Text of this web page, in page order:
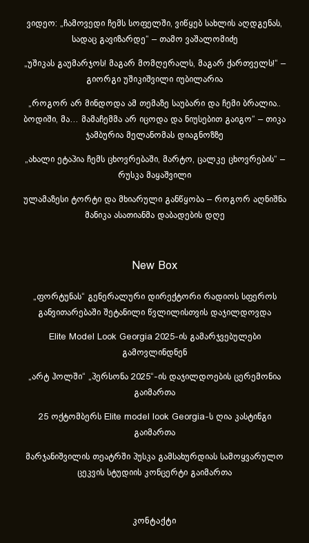
ვიდეო: „ჩამოვედი ჩემს სოფელში, ვიწყებ სახლის აღდგენას,
სადაც გავიზარდე“ – თამო ვაშალომიძე
„უშიკას გაუმარჯოს! მაგარ მომღერალს, მაგარ ქართველს!“ –
გიორგი უშიკიშვილი იუბილარია
„როგორ არ მინდოდა ამ თემაზე საუბარი და ჩემი ბრალია..
ბოდიში, მა… მამაჩემმა არ იცოდა და ნიუსებით გაიგო“ – თიკა
ჯამბურია მელანომას დიაგნოზზე
„ახა­ლი ეტა­პია ჩემს ცხოვ­რე­ბა­ში, მარ­ტო, ცალ­კე ცხოვ­რე­ბის“ –
რუსკა მაყაშვილი
ულამაზესი ტორტი და მხიარული განწყობა – როგორ აღნიშნა
მანიკა ასათიანმა დაბადების დღე
New Box
„ფორტუნას“ გენერალური დირექტორი რადიოს სფეროს
განვითარებაში შეტანილი წვლილისთვის დაჯილდოვდა
Elite Model Look Georgia 2025-ის გამარჯვებულები
გამოვლინდნენ
„არტ ჰოლში“ „პერსონა 2025“-ის დაჯილდოების ცერემონია
გაიმართა
25 ოქტომბერს Elite model look Georgia-ს ღია კასტინგი
გაიმართა
მარჯანიშვილის თეატრში პუსკა გამსახურდიას სამოყვარულო
ცეკვის სტუდიის კონცერტი გაიმართა
კონტაქტი